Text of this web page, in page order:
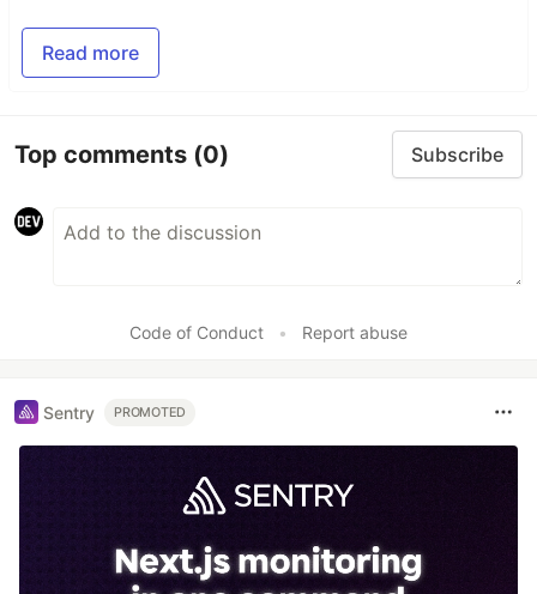
Read more
Top comments (0) Subscribe
Code of Conduct • Report abuse
Sentry PROMOTED